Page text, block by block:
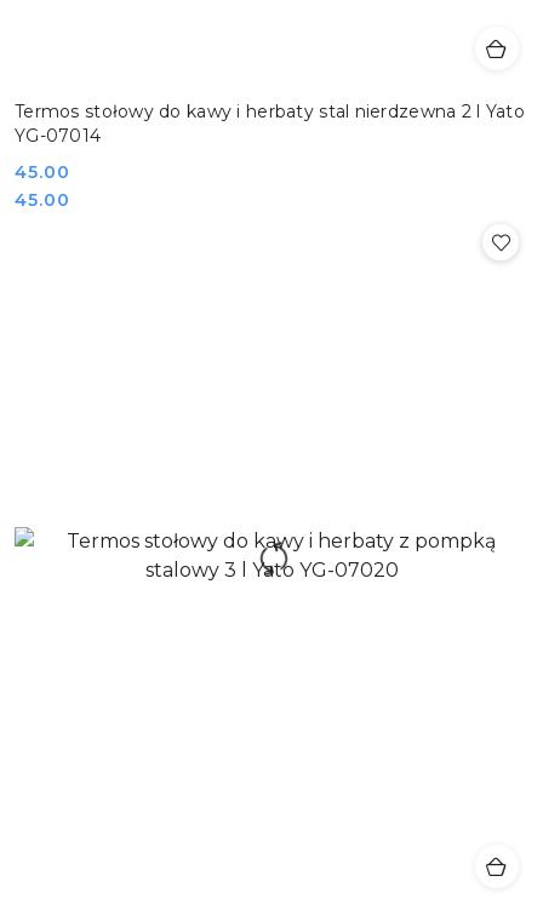
Termos stołowy do kawy i herbaty stal nierdzewna 2 l Yato
YG-07014
Cena:
45.00
Cena:
45.00